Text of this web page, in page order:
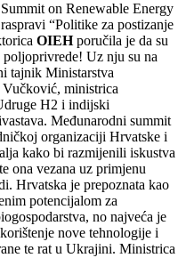
on Renewable Energy
“Politike za postizanje
OIEHporučila je da su
Uz nju su na
tajnik Ministarstva
ministrica
H2 i indijski
Međunarodni summit
organizaciji Hrvatske i
kako bi razmijenili iskustva
ona vezana uz primjenu
Hrvatska je prepoznata kao
potencijalom za
no najveća je
nove tehnologije i
te rat u Ukrajini. Ministrica